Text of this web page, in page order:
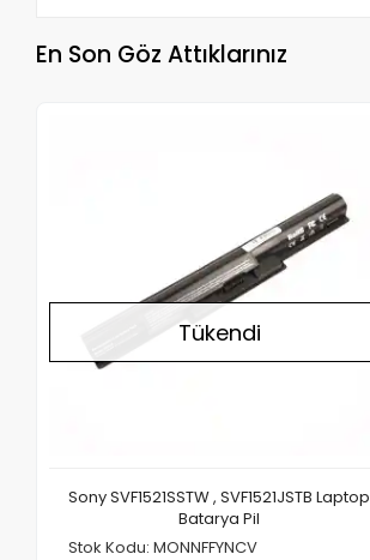
En Son Göz Attıklarınız
Tükendi
Sony SVF1521SSTW , SVF1521JSTB Laptop
Batarya Pil
Stok Kodu: MONNFFYNCV